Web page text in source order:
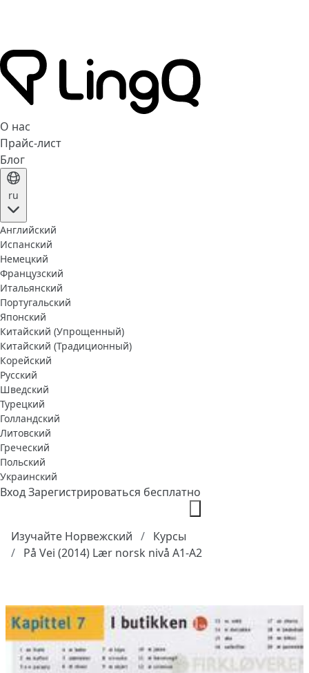
О нас
Прайс-лист
Блог
ru
Английский
Испанский
Немецкий
Французский
Итальянский
Португальский
Японский
Китайский (Упрощенный)
Китайский (Традиционный)
Корейский
Русский
Шведский
Турецкий
Голландский
Литовский
Греческий
Польский
Украинский
ВходЗарегистрироваться бесплатно
Изучайте Норвежский
Курсы
På Vei (2014) Lær norsk nivå A1-A2